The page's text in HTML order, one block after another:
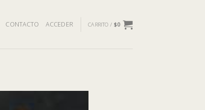
CONTACTO ACCEDER CARRITO / $0